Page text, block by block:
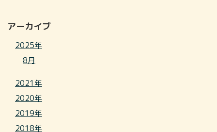
アーカイブ
2025年
8月
2021年
2020年
2019年
2018年